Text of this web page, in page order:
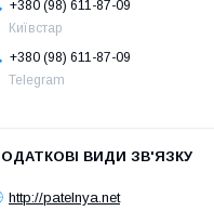
+380 (98) 611-87-09
Київстар
+380 (98) 611-87-09
Telegram
http://patelnya.net